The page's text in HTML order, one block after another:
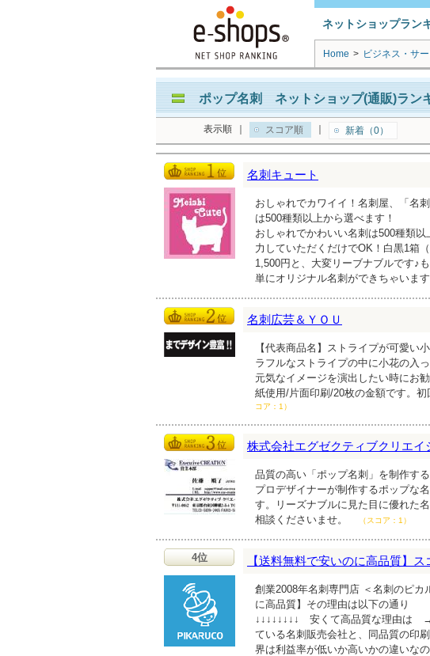
ネットショップラン
Home > ビジネス・サ
ポップ名刺 ネットショップ(通販)ラン
表示順 スコア順 新着（0）
名刺キュート
おしゃれでカワイイ！名刺屋、「名
は500種類以上から選べます！
おしゃれでかわいい名刺は500種類
力していただくだけでOK！白黒1箱
1,500円と、大変リーブナブルです♪
単にオリジナル名刺ができちゃいます
名刺広芸＆ＹＯＵ
【代表商品名】ストライプが可愛い
ラフルなストライプの中に小花の入
元気なイメージを演出したい時にお
紙使用/片面印刷/20枚の金額です。
コア：1）
株式会社エグゼクティブクリエイ
品質の高い「ポップ名刺」を制作す
プロデザイナーが制作するポップな
す。リーズナブルに見た目に優れた
相談くださいませ。
（スコア：1）
4位 【送料無料で安いのに高品質】
創業2008年名刺専門店 ＜名刺のピ
に高品質】その理由は以下の通り
↓↓↓↓↓↓↓↓ 安くて高品質な理由
ている名刺販売会社と、同品質の印
界は利益率が低いか高いかの違い